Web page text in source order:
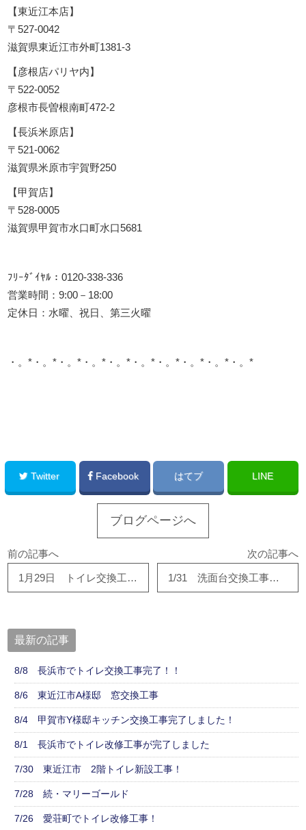
【東近江本店】
〒527-0042
滋賀県東近江市外町1381-3
【彦根店パリヤ内】
〒522-0052
彦根市長曽根南町472-2
【長浜米原店】
〒521-0062
滋賀県米原市宇賀野250
【甲賀店】
〒528-0005
滋賀県甲賀市水口町水口5681
ﾌﾘｰﾀﾞｲﾔﾙ：0120-338-336
営業時間：9:00－18:00
定休日：水曜、祝日、第三火曜
・。*・。*・。*・。*・。*・。*・。*・。*・。*・。*
Twitter Facebook はてブ LINE
ブログページへ
前の記事へ
1月29日 トイレ交換工事が完成です。
次の記事へ
1/31 洗面台交換工事完了！！
最新の記事
8/8 長浜市でトイレ交換工事完了！！
8/6 東近江市A様邸 窓交換工事
8/4 甲賀市Y様邸キッチン交換工事完了しました！
8/1 長浜市でトイレ改修工事が完了しました
7/30 東近江市 2階トイレ新設工事！
7/28 続・マリーゴールド
7/26 愛荘町でトイレ改修工事！